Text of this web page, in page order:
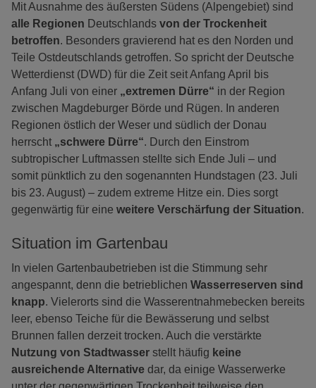
Mit Ausnahme des äußersten Südens (Alpengebiet) sind
alle Regionen Deutschlands von der Trockenheit
betroffen. Besonders gravierend hat es den Norden und
Teile Ostdeutschlands getroffen. So spricht der Deutsche
Wetterdienst (DWD) für die Zeit seit Anfang April bis
Anfang Juli von einer „extremen Dürre“ in der Region
zwischen Magdeburger Börde und Rügen. In anderen
Regionen östlich der Weser und südlich der Donau
herrscht „schwere Dürre“. Durch den Einstrom
subtropischer Luftmassen stellte sich Ende Juli – und
somit pünktlich zu den sogenannten Hundstagen (23. Juli
bis 23. August) – zudem extreme Hitze ein. Dies sorgt
gegenwärtig für eine weitere Verschärfung der Situation.
Situation im Gartenbau
In vielen Gartenbaubetrieben ist die Stimmung sehr
angespannt, denn die betrieblichen Wasserreserven sind
knapp. Vielerorts sind die Wasserentnahmebecken bereits
leer, ebenso Teiche für die Bewässerung und selbst
Brunnen fallen derzeit trocken. Auch die verstärkte
Nutzung von Stadtwasser stellt häufig keine
ausreichende Alternative dar, da einige Wasserwerke